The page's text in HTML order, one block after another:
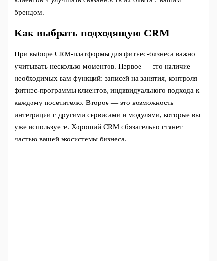
брендом.
Как выбрать подходящую CRM
При выборе CRM-платформы для фитнес-бизнеса важно
учитывать несколько моментов. Первое — это наличие
необходимых вам функций: записей на занятия, контроля
фитнес-программы клиентов, индивидуального подхода к
каждому посетителю. Второе — это возможность
интеграции с другими сервисами и модулями, которые вы
уже используете. Хороший CRM обязательно станет
частью вашей экосистемы бизнеса.